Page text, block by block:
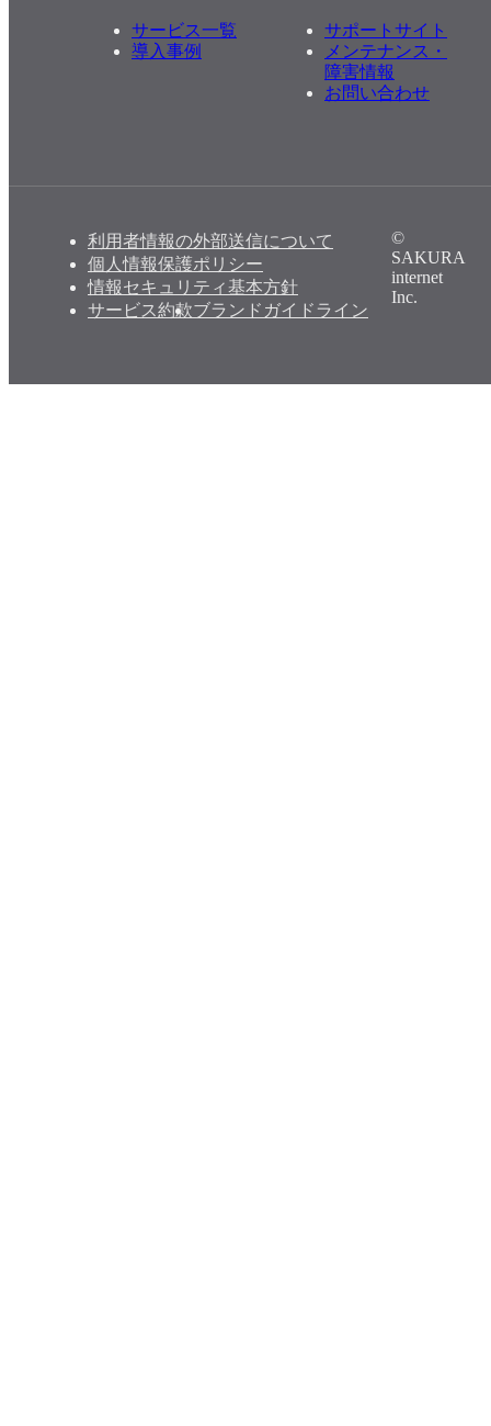
サービス一覧
導入事例
サポートサイト
メンテナンス・
障害情報
お問い合わせ
利用者情報の外部送信について
個人情報保護ポリシー
情報セキュリティ基本方針
サービス約款ブランドガイドライン
©
SAKURA
internet
Inc.